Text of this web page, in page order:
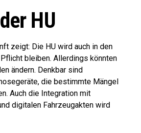
HU
zeigt: Die HU wird auch in den
bleiben. Allerdings könnten
ändern. Denkbar sind
die bestimmte Mängel
Auch die Integration mit
digitalen Fahrzeugakten wird